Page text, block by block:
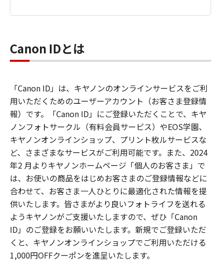
Canon IDとは
「Canon ID」は、キヤノンのオンラインサービスをご利
用いただくためのユーザーアカウント（お客さま登録情
報）です。「Canon ID」にご登録いただくことで、キヤ
ノンフォトサークル（有料会員サービス）やEOS学園、
キヤノンオンラインショップ、プリント枚ルサービスな
ど、さまざまなサービスがご利用可能です。また、2024
年2 月よりキヤノンホームページ「個人のお客さま」で
は、お使いの商品をはじめお客さまのご登録情報などに
合わせて、お客さま一人ひとりに最適化された情報を提
供いたします。皆さまがより良いフォトライフを送れる
ようキヤノンがご支援いたしますので、ぜひ「Canon
ID」のご登録をお願いいたします。新規でご登録いただ
くと、キヤノンオンラインショップでご利用いただける
1,000円OFFクーポンを進呈いたします。